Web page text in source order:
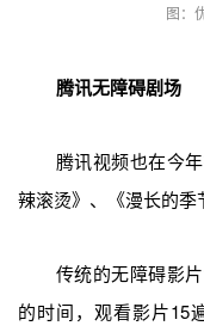
图：
腾讯无障碍剧场
腾讯视频也在今
辣滚烫》、《漫长的季
传统的无障碍影
的时间，观看影片15